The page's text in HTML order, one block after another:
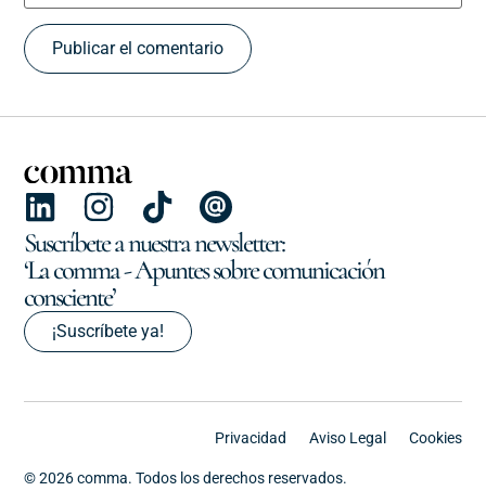
Suscríbete a nuestra newsletter:
‘La comma - Apuntes sobre comunicación
consciente’
¡Suscríbete ya!
© 2026 comma. Todos los derechos reservados.
Privacidad Aviso Legal Cookies